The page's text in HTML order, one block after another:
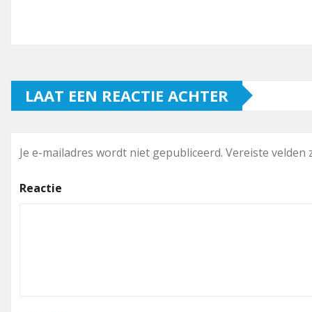
LAAT EEN REACTIE ACHTER
Je e-mailadres wordt niet gepubliceerd. Vereiste velden
Reactie